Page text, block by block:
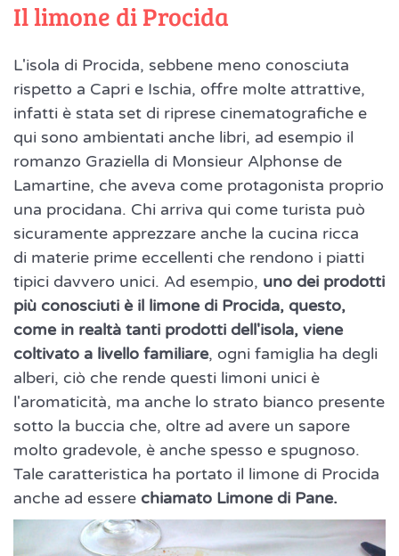
Il limone di Procida
L'isola di Procida, sebbene meno conosciuta
rispetto a Capri e Ischia, offre molte attrattive,
infatti è stata set di riprese cinematografiche e
qui sono ambientati anche libri, ad esempio il
romanzo Graziella di Monsieur Alphonse de
Lamartine, che aveva come protagonista proprio
una procidana. Chi arriva qui come turista può
sicuramente apprezzare anche la cucina ricca
di materie prime eccellenti che rendono i piatti
tipici davvero unici. Ad esempio, uno dei prodotti
più conosciuti è il limone di Procida, questo,
come in realtà tanti prodotti dell'isola, viene
coltivato a livello familiare, ogni famiglia ha degli
alberi, ciò che rende questi limoni unici è
l'aromaticità, ma anche lo strato bianco presente
sotto la buccia che, oltre ad avere un sapore
molto gradevole, è anche spesso e spugnoso.
Tale caratteristica ha portato il limone di Procida
anche ad essere chiamato Limone di Pane.